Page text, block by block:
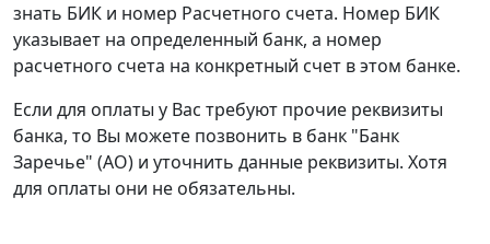
знать БИК и номер Расчетного счета. Номер БИК
указывает на определенный банк, а номер
расчетного счета на конкретный счет в этом банке.
Если для оплаты у Вас требуют прочие реквизиты
банка, то Вы можете позвонить в банк "Банк
Заречье" (АО) и уточнить данные реквизиты. Хотя
для оплаты они не обязательны.